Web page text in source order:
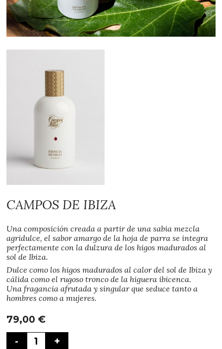
CAMPOS DE IBIZA
Una composición creada a partir de una sabia mezcla
agridulce, el sabor amargo de la hoja de parra se integra
perfectamente con la dulzura de los higos madurados al
sol de Ibiza.
Dulce como los higos madurados al calor del sol de Ibiza y
cálida como el rugoso tronco de la higuera ibicenca.
Una fragancia afrutada y singular que seduce tanto a
hombres como a mujeres.
79,00 €
-
+